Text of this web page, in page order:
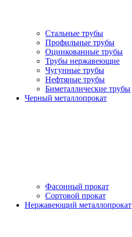
Стальные трубы
Профильные трубы
Оцинкованные трубы
Трубы нержавеющие
Чугунные трубы
Нефтяные трубы
Биметаллические трубы
Черный металлопрокат
Фасонный прокат
Сортовой прокат
Нержавеющий металлопрокат